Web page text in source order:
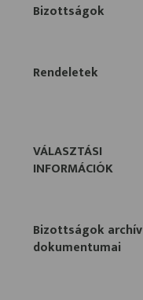
Bizottságok
Rendeletek
VÁLASZTÁSI
INFORMÁCIÓK
Bizottságok archív
dokumentumai